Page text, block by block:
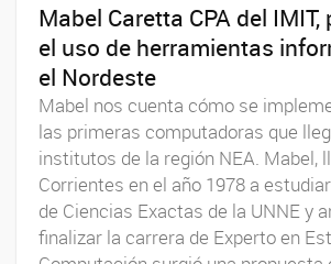
Mabel Caretta CPA del IMIT,
el uso de herramientas
el Nordeste
Mabel nos cuenta cómo se
las primeras computadoras que
institutos de la región NEA. Mabel,
Corrientes en el año 1978 a
de Ciencias Exactas de la UNNE y
finalizar la carrera de Experto en